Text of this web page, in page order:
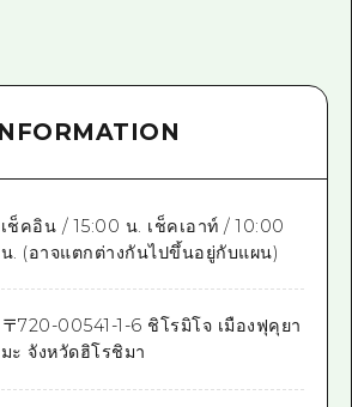
เช็คอิน / 15:00 น. เช็คเอาท์ / 10:00
น. (อาจแตกต่างกันไปขึ้นอยู่กับแผน)
〒720-00541-1-6 ชิโรมิโจ เมืองฟุคุยา
มะ จังหวัดฮิโรชิมา